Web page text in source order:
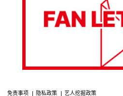
免责事项 隐私政策 艺人挖掘政策